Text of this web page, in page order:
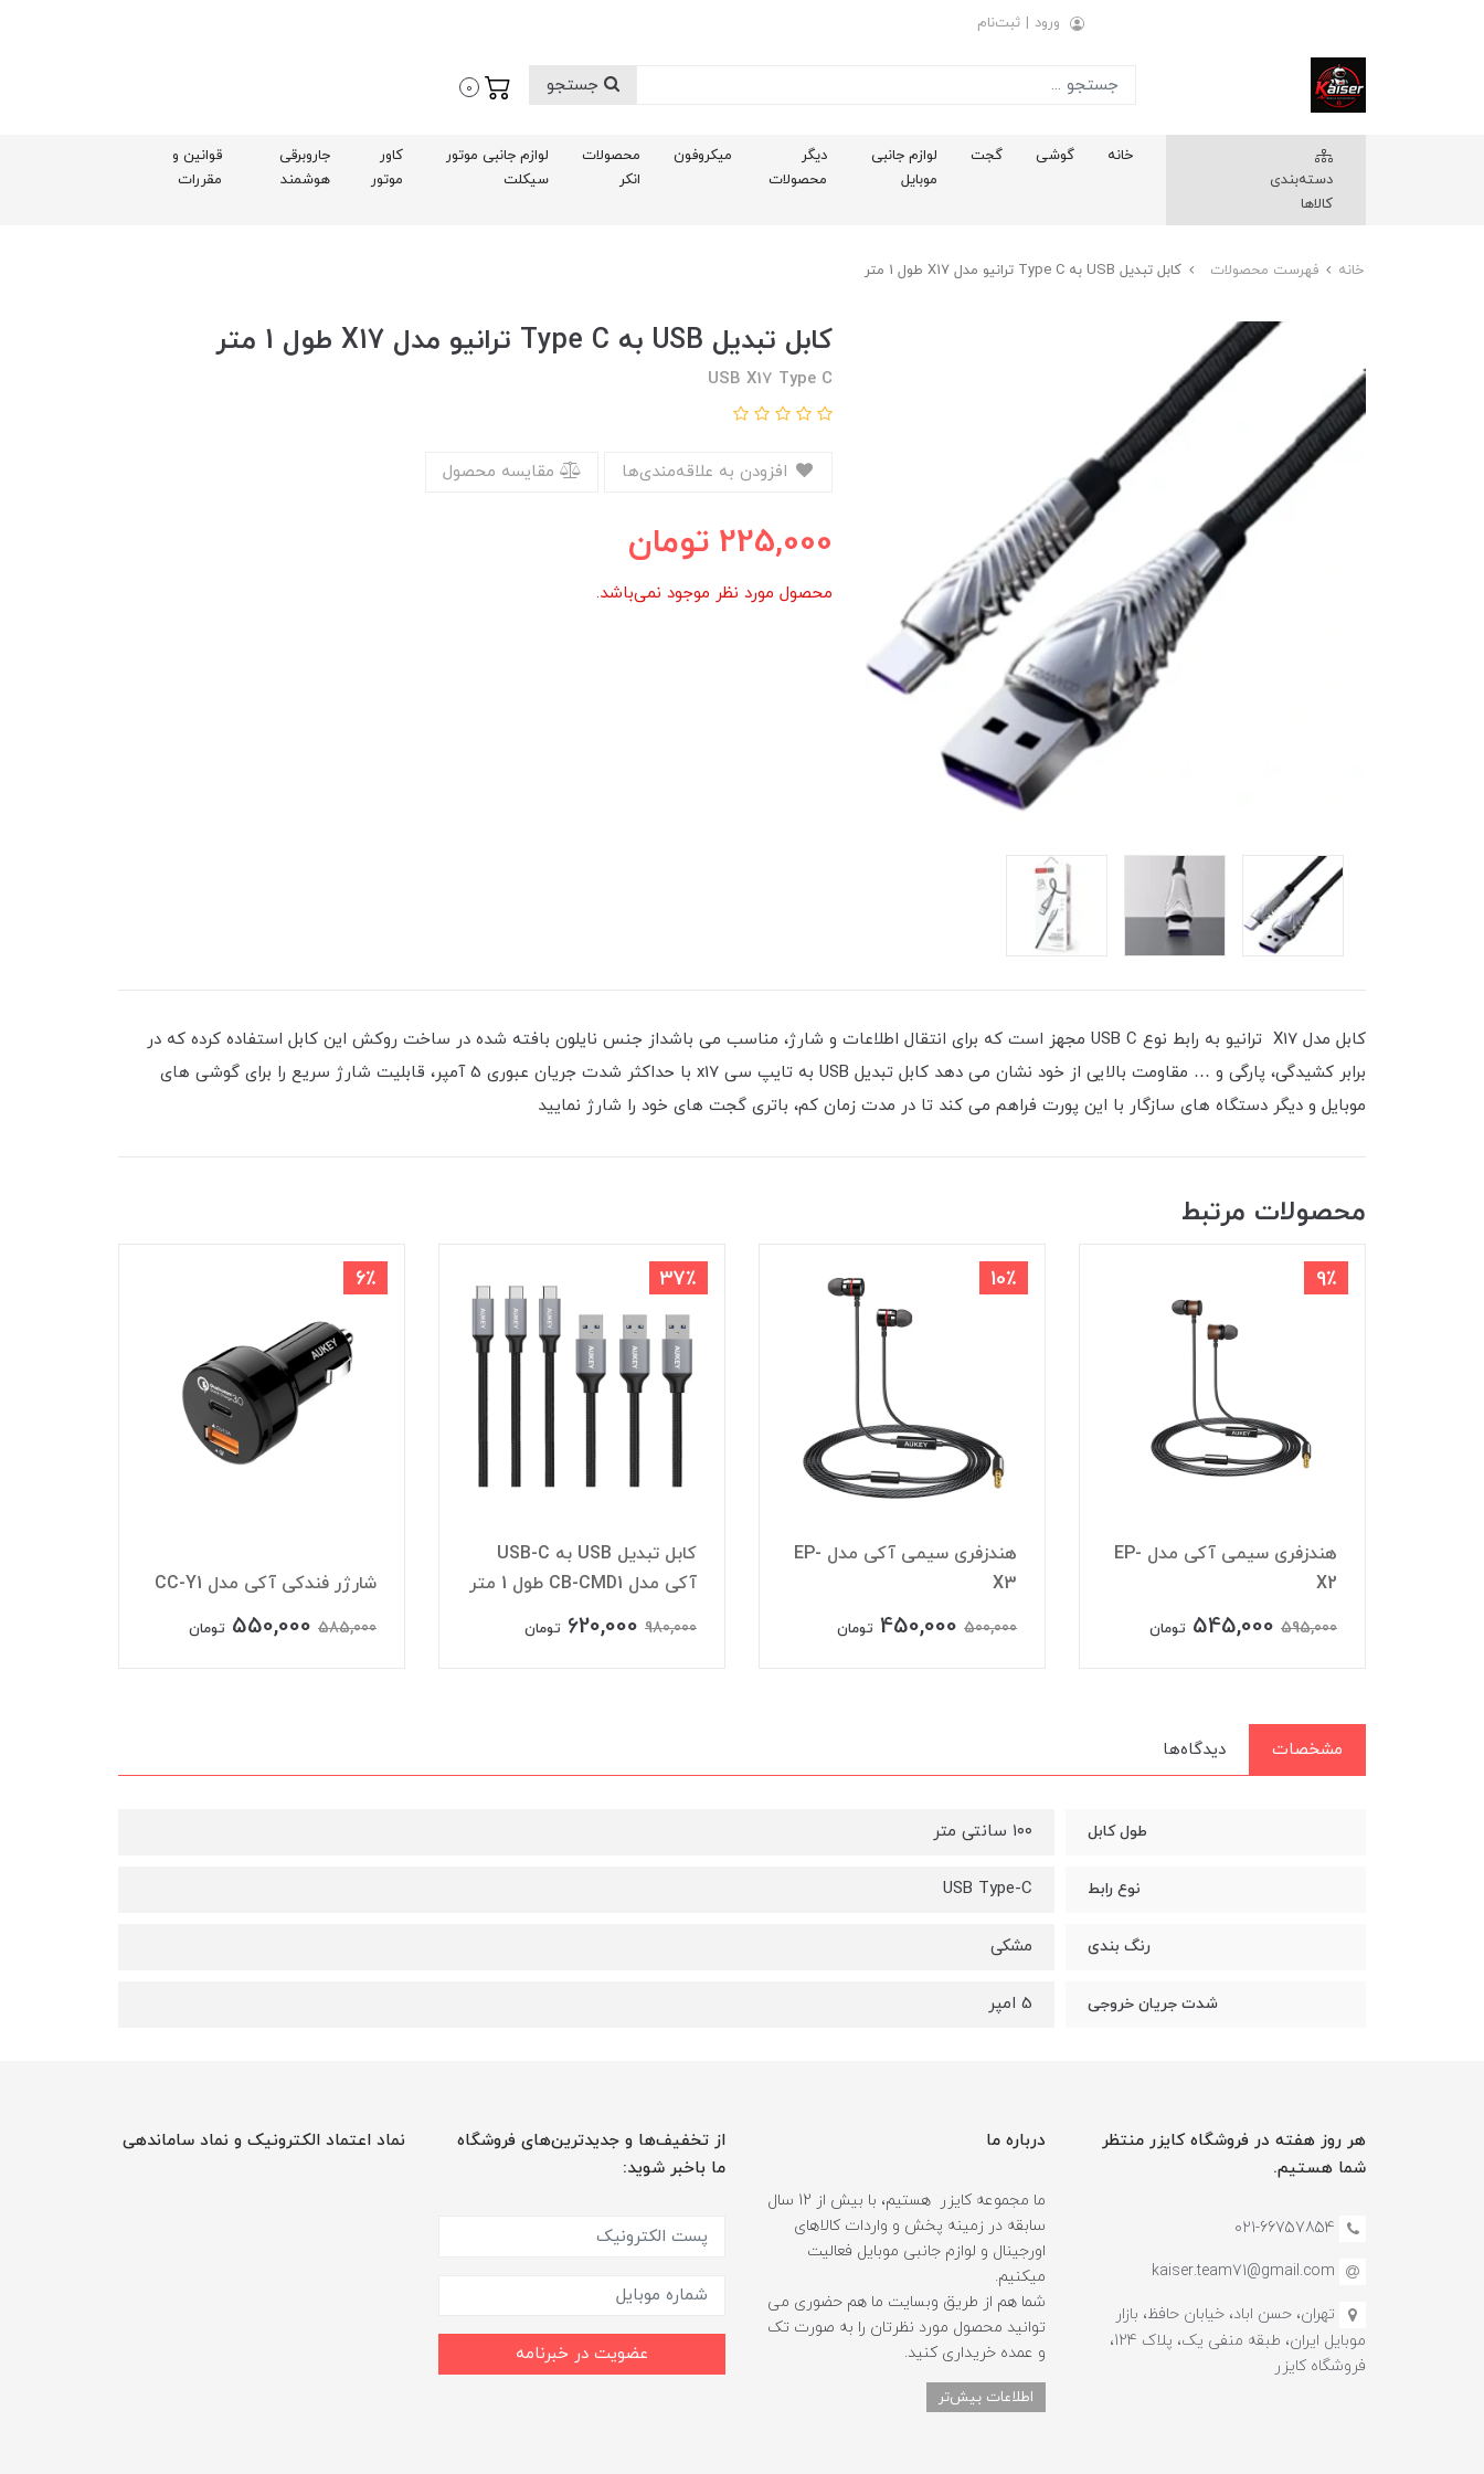
ورود | ثبت‌نام
0
دسته‌بندی
کالاها
خانه گوشی گجت
لوازم جانبی
موبایل
دیگر
محصولات
میکروفون
محصولات
انکر
لوازم جانبی موتور
سیکلت
کاور
موتور
جاروبرقی
هوشمند
قوانین و
مقررات
خانه فهرست محصولات کابل تبدیل USB به Type C ترانیو مدل X17 طول 1 متر
کابل تبدیل USB به Type C ترانیو مدل X17 طول 1 متر
USB X17 Type C
مقایسه محصول
225,000 تومان
محصول مورد نظر موجود نمی‌باشد.
کابل مدل X17 ترانیو به رابط نوع USB C مجهز است که برای انتقال اطلاعات و شارژ، مناسب می باشداز جنس نایلون بافته شده در ساخت روکش این کابل استفاده کرده که در
برابر کشیدگی، پارگی و … مقاومت بالایی از خود نشان می دهد کابل تبدیل USB به تایپ سی x17 با حداکثر شدت جریان عبوری 5 آمپر، قابلیت شارژ سریع را برای گوشی های
موبایل و دیگر دستگاه های سازگار با این پورت فراهم می کند تا در مدت زمان کم، باتری گجت های خود را شارژ نمایید
محصولات مرتبط
9٪
هندزفری سیمی آکی مدل EP-
X2
595,000
545,000 تومان
10٪
هندزفری سیمی آکی مدل EP-
X3
500,000
450,000 تومان
37٪
کابل تبدیل USB به USB-C
آکی مدل CB-CMD1 طول 1 متر
980,000
620,000 تومان
6٪
شارژر فندکی آکی مدل CC-Y1
585,000
550,000 تومان
مشخصات دیدگاه‌ها
طول کابل ۱۰۰ سانتی متر
نوع رابط USB Type-C
رنگ بندی مشکی
شدت جریان خروجی 5 امپر
هر روز هفته در فروشگاه کایزر منتظر
شما هستیم.
021-66757854
kaiser.team71@gmail.com
تهران، حسن اباد، خیابان حافظ، بازار
موبایل ایران، طبقه منفی یک، پلاک 124،
فروشگاه کایزر
درباره ما
ما مجموعه کایزر هستیم، با بیش از 12 سال
سابقه در زمینه پخش و واردات کالاهای
اورجینال و لوازم جانبی موبایل فعالیت
میکنیم.
شما هم از طریق وبسایت ما هم حضوری می
توانید محصول مورد نظرتان را به صورت تک
و عمده خریداری کنید.
اطلاعات بیش‌تر
از تخفیف‌ها و جدیدترین‌های فروشگاه
ما باخبر شوید:
عضویت در خبرنامه
نماد اعتماد الکترونیک و نماد ساماندهی